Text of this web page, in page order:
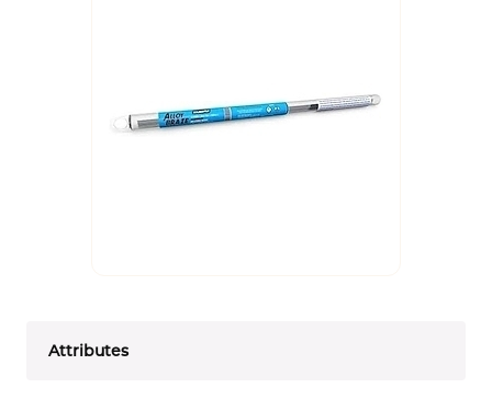
Attributes